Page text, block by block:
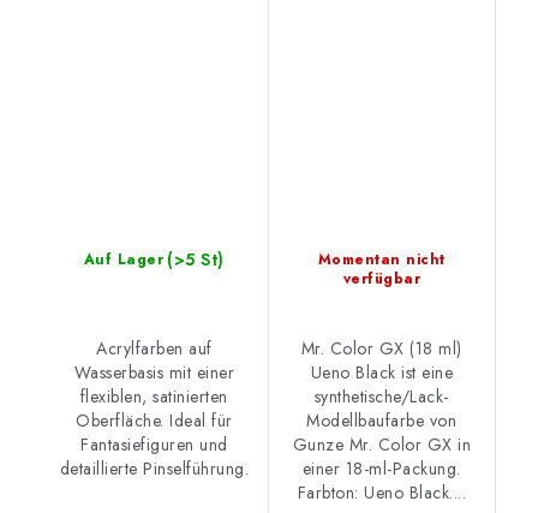
Auf Lager (>5 St)
Acrylfarben auf
Wasserbasis mit einer
flexiblen, satinierten
Oberfläche. Ideal für
Fantasiefiguren und
detaillierte Pinselführung.
Momentan nicht
verfügbar
Mr. Color GX (18 ml)
Ueno Black ist eine
synthetische/Lack-
Modellbaufarbe von
Gunze Mr. Color GX in
einer 18-ml-Packung.
Farbton: Ueno Black....